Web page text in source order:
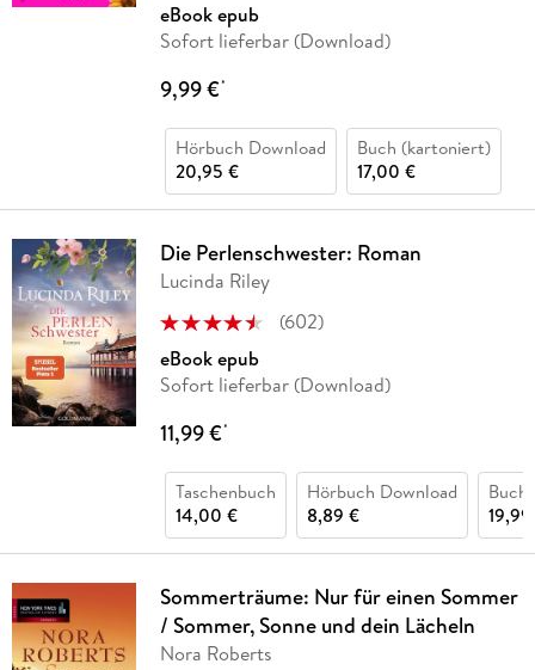
eBook epub
Sofort lieferbar (Download)
9,99 €*
Hörbuch Download
20,95 €
Buch (kartoniert)
17,00 €
Die Perlenschwester: Roman
Lucinda Riley
(602)
eBook epub
Sofort lieferbar (Download)
11,99 €*
Taschenbuch
14,00 €
Hörbuch Download
8,89 €
Buch
Sommerträume: Nur für einen Sommer
/ Sommer, Sonne und dein Lächeln
Nora Roberts